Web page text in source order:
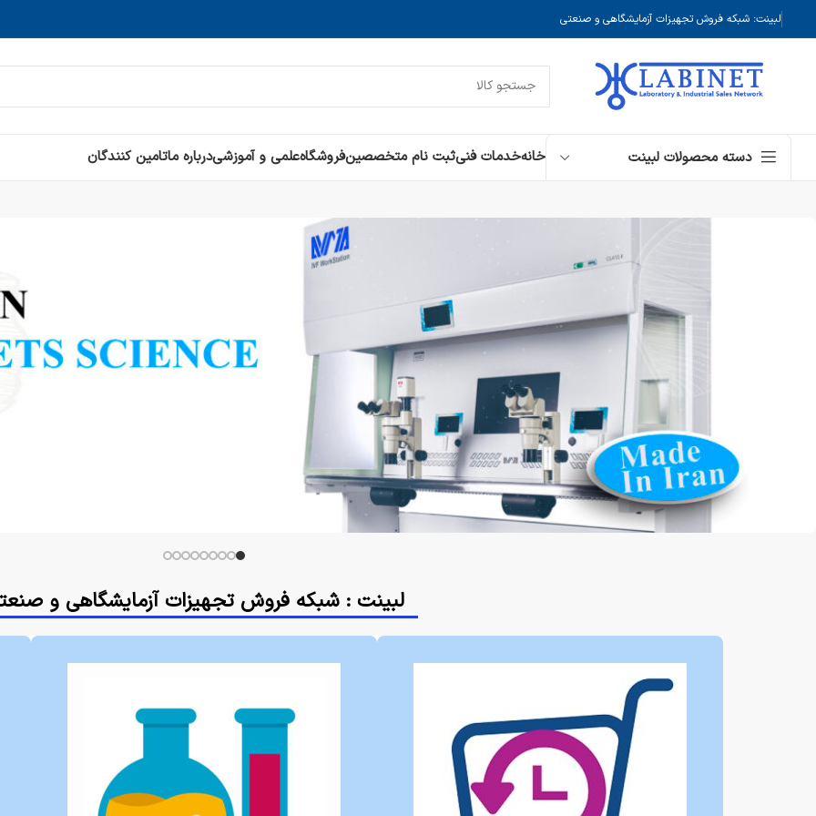
لبینت: شبکه فروش تجهیزات آزمایشگاهی و صنعتی
دسته محصولات لبینت خانهخدمات فنیثبت نام متخصصینفروشگاهعلمی و آموزشیدرباره ماتامین کنندگان
لبینت : شبکه فروش تجهیزات آزمایشگاهی و